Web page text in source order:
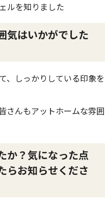
ルを知りました
気はいかがでした
、しっかりしている印象を
さんもアットホームな雰囲
か？気になった点
らお知らせくださ